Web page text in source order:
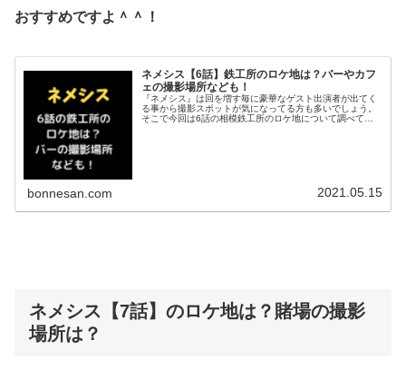
おすすめですよ＾＾！
ネメシス【6話】鉄工所のロケ地は？バーやカフ
ェの撮影場所なども！
『ネメシス』は回を増す毎に豪華なゲスト出演者が出てく
る事から撮影スポットが気になってる方も多いでしょう。
そこで今回は6話の相模鉄工所のロケ地について調べてみ
bonnesan.com 2021.05.15
ネメシス【7話】のロケ地は？賭場の撮影
場所は？